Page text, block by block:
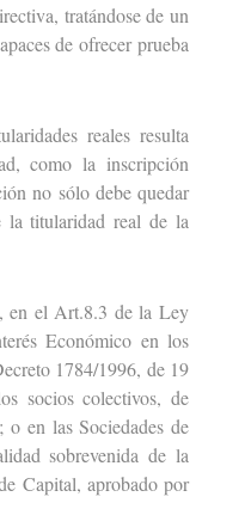
tratándose de un
de ofrecer prueba
reales resulta
como la inscripción
no sólo debe quedar
la titularidad real de la
en el Art.8.3 de la Ley
Económico en los
1784/1996, de 19
socios colectivos, de
en las Sociedades de
sobrevenida de la
Capital, aprobado por